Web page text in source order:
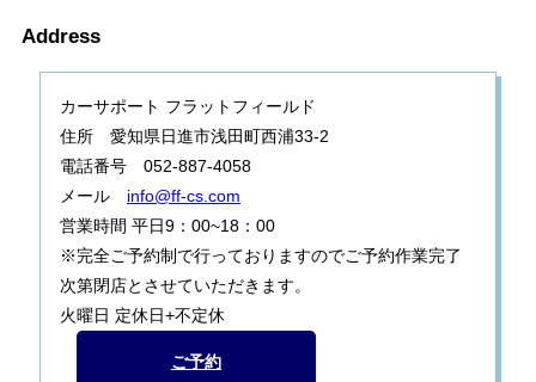
Address
カーサポート フラットフィールド
住所 愛知県日進市浅田町西浦33-2
電話番号 052-887-4058
メール info@ff-cs.com
営業時間 平日9：00~18：00
※完全ご予約制で行っておりますのでご予約作業完了
次第閉店とさせていただきます。
火曜日 定休日+不定休
ご予約